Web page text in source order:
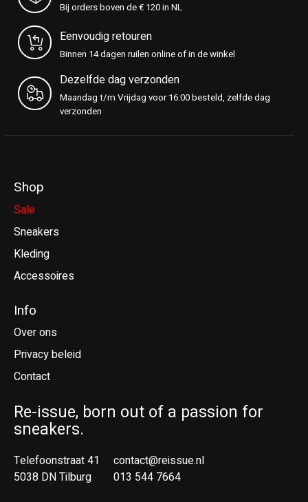
Bij orders boven de € 120 in NL
Eenvoudig retouren
Binnen 14 dagen ruilen online of in de winkel
Dezelfde dag verzonden
Maandag t/m Vrijdag voor 16:00 besteld, zelfde dag
verzonden
Shop
Sale
Sneakers
Kleding
Accessoires
Info
Over ons
Privacy beleid
Contact
Re-issue, born out of a passion for
sneakers.
Telefoonstraat 41
5038 DN Tilburg
contact@reissue.nl
013 544 7664